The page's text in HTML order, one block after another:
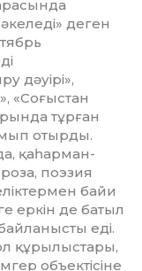
деген
дәуірі»,
«Соғыстан
тұрған
отырды.
қаһарман-
поэ­зия
байи
еркін де батыл
еді.
құрылыстары,
объектісіне